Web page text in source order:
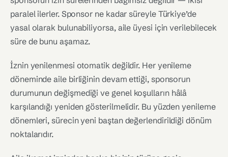
paralel ilerler. Sponsor ne kadar süreyle Türkiye’de
yasal olarak bulunabiliyorsa, aile üyesi için verilebilecek
süre de bunu aşamaz.
İznin yenilenmesi otomatik değildir. Her yenileme
döneminde aile birliğinin devam ettiği, sponsorun
durumunun değişmediği ve genel koşulların hâlâ
karşılandığı yeniden gösterilmelidir. Bu yüzden yenileme
dönemleri, sürecin yeni baştan değerlendirildiği dönüm
noktalarıdır.